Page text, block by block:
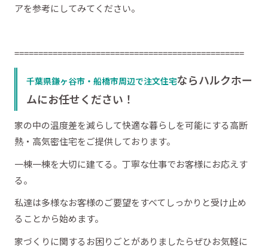
アを参考にしてみてください。
================================================
千葉県鎌ヶ谷市・船橋市周辺で注文住宅ならハルクホー
ムにお任せください！
家の中の温度差を減らして快適な暮らしを可能にする高断
熱・高気密住宅をご提供しております。
一棟一棟を大切に建てる。丁寧な仕事でお客様にお応えす
る。
私達は多様なお客様のご要望をすべてしっかりと受け止め
ることから始めます。
家づくりに関するお困りごとがありましたらぜひお気軽に